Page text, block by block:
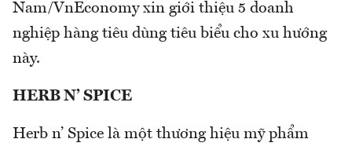
Nam/VnEconomy xin giới thiệu 5 doanh
nghiệp hàng tiêu dùng tiêu biểu cho xu hướng
này.
HERB N’ SPICE
Herb n’ Spice là một thương hiệu mỹ phẩm